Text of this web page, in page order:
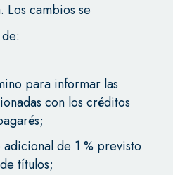
Los cambios se
para informar las
con los créditos
de 1 % previsto
títulos;